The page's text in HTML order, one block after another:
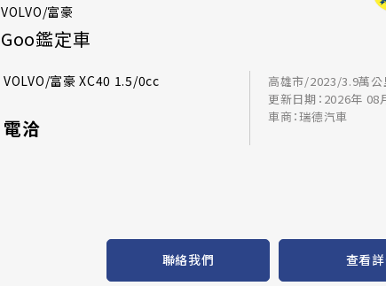
VOLVO/富豪
Goo鑑定車
VOLVO/富豪 XC40 1.5/0cc
電洽
高雄市/2023/3.9萬公
更新日期：2026年 08
車商：瑞德汽車
聯絡我們 查看